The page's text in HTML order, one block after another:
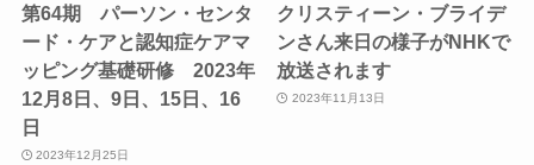
第64期 パーソン・センタ
ード・ケアと認知症ケアマ
ッピング基礎研修 2023年
12月8日、9日、15日、16
日
2023年12月25日
クリスティーン・ブライデ
ンさん来日の様子がNHKで
放送されます
2023年11月13日